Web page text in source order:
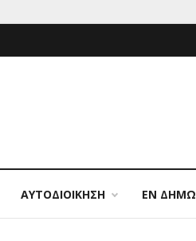
ΑΥΤΟΔΙΟΙΚΗΣΗ ΕΝ ΔΗΜΩ